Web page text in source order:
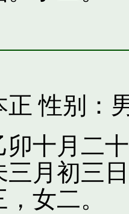
正 性别：
卯十月二
三月初三
女二。